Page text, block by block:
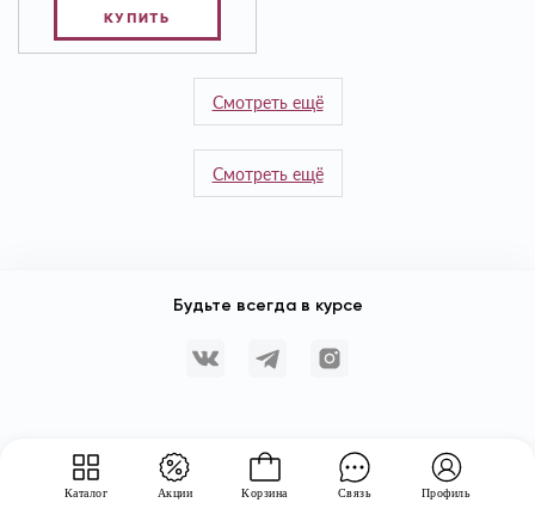
Каталог Акции Корзина Связь Профиль
КУПИТЬ
Смотреть ещё
Смотреть ещё
Будьте всегда в курсе